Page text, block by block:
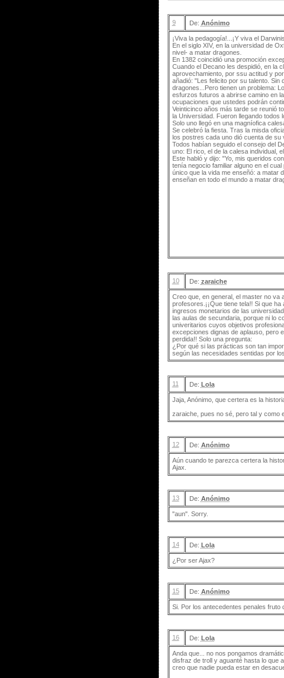
9 De: Anónimo
¡Viva la pedagogía!...¡Y viva el
En el siglo XIV, en la universidad de
nivel- a matar dragones.
En 1382 coincidió una promoción
Cuando el Decano les despidió, en la
aprovechamiento, por ssu actitud y
añadió: "Les felicito por su talento.
dragones...Pero tienen un problema:
esfurzos futuros a abrirse camino en
ocupaciones que ustedes podrán
Veinticinco años más tarde se reunió
la Universidad. Fueron llegando
Solo uno llegó en una magníofica
Se celebró la fiesta. Tras la misda
los postres cada uno dió cuenta de su
Todos habían seguido el consejo del
uno: El rico, el de la calesa individual,
Este habló y dijo: "Yo, mis queridos
tenía negocio familiar alguno en el
único que la vida me enseñó: a matar
enseñan en todo el mundo a matar
10 De: zaraiche
Creo que, en general, el master no va
profesores.¡¡Que tiene tela!! Si que
ingresos monetarios de las
las aulas de secundaria, porque ni lo
univeritarios cuyos objetivos
excepciones dignas de aplauso, pero
perdida!! Solo una pregunta:
¿Por qué si las prácticas son tan
según las necesidades sentidas por
11 De: Lola
Jaja, Anónimo, que certera es la
zaraiche, pues no sé, pero tal y como
12 De: Anónimo
Aún cuando te parezca certera la
Ajax.
13 De: Anónimo
"aun". Sorry.
14 De: Lola
¿Por ser Ajax?
15 De: Anónimo
Si. Por los antecedentes penales fruto
16 De: Lola
Anda que... no nos pongamos
disfraz de troll y aguanté hasta lo que
creo que nadie pueda estar en